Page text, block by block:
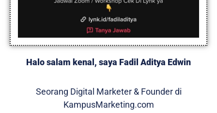
Halo salam kenal, saya Fadil Aditya Edwin
Seorang Digital Marketer & Founder di
KampusMarketing.com